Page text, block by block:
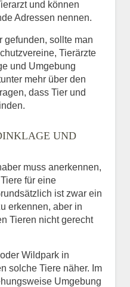
und können
Adressen nennen.
gefunden, sollte man
Tierärzte
und Umgebung
mehr über den
dass Tier und
UND
muss anerkennen,
für eine
ist zwar ein
erkennen, aber in
Tieren nicht gerecht
Wildpark in
solche Tiere näher. Im
Umgebung